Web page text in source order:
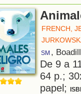
FRENCH,
SM ,
De 9 a
64 p.;
papel;